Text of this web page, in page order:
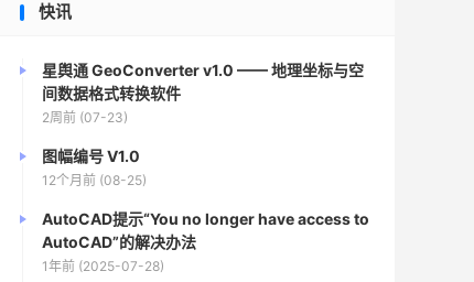
快讯
星舆通 GeoConverter v1.0 —— 地理坐标与空
间数据格式转换软件
2周前 (07-23)
图幅编号 V1.0
12个月前 (08-25)
AutoCAD提示“You no longer have access to
AutoCAD”的解决办法
1年前 (2025-07-28)